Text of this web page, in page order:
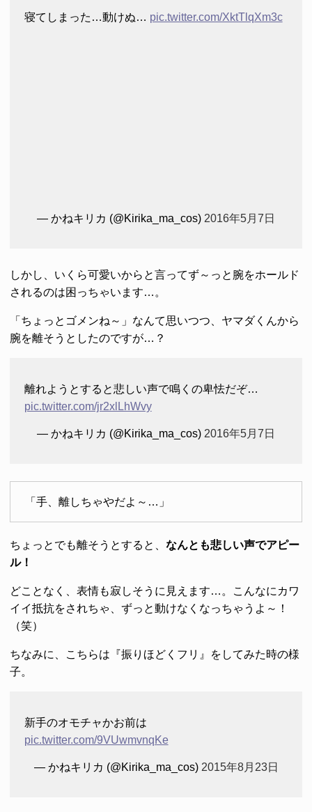
寝てしまった…動けぬ… pic.twitter.com/XktTlqXm3c
— かねキリカ (@Kirika_ma_cos) 2016年5月7日
しかし、いくら可愛いからと言ってず～っと腕をホールド
されるのは困っちゃいます…。
「ちょっとゴメンね～」なんて思いつつ、ヤマダくんから
腕を離そうとしたのですが…？
離れようとすると悲しい声で鳴くの卑怯だぞ…
pic.twitter.com/jr2xlLhWvy
— かねキリカ (@Kirika_ma_cos) 2016年5月7日
「手、離しちゃやだよ～…」
ちょっとでも離そうとすると、 なんとも悲しい声でアピー
ル！
どことなく、表情も寂しそうに見えます…。こんなにカワ
イイ抵抗をされちゃ、ずっと動けなくなっちゃうよ～！
（笑）
ちなみに、こちらは『振りほどくフリ』をしてみた時の様
子。
新手のオモチャかお前は
pic.twitter.com/9VUwmvnqKe
— かねキリカ (@Kirika_ma_cos) 2015年8月23日